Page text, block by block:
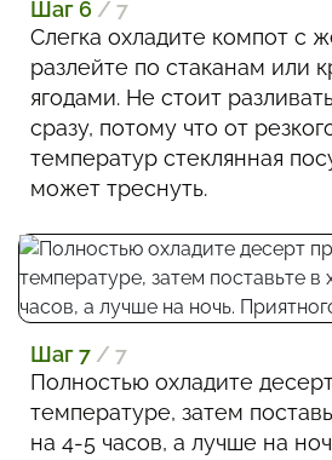
Шаг 6 / 7
Слегка охладите компот с
разлейте по стаканам или
ягодами. Не стоит
сразу, потому что от
температур стеклянная
может треснуть.
Шаг 7 / 7
Полностью охладите
температуре, затем
на 4-5 часов, а лучше на